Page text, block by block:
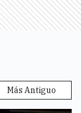
Más Antiguo